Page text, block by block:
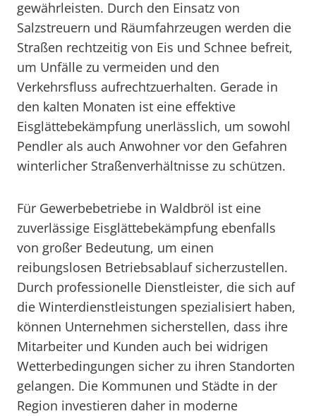
gewährleisten. Durch den Einsatz von
Salzstreuern und Räumfahrzeugen werden die
Straßen rechtzeitig von Eis und Schnee befreit,
um Unfälle zu vermeiden und den
Verkehrsfluss aufrechtzuerhalten. Gerade in
den kalten Monaten ist eine effektive
Eisglättebekämpfung unerlässlich, um sowohl
Pendler als auch Anwohner vor den Gefahren
winterlicher Straßenverhältnisse zu schützen.
Für Gewerbebetriebe in Waldbröl ist eine
zuverlässige Eisglättebekämpfung ebenfalls
von großer Bedeutung, um einen
reibungslosen Betriebsablauf sicherzustellen.
Durch professionelle Dienstleister, die sich auf
die Winterdienstleistungen spezialisiert haben,
können Unternehmen sicherstellen, dass ihre
Mitarbeiter und Kunden auch bei widrigen
Wetterbedingungen sicher zu ihren Standorten
gelangen. Die Kommunen und Städte in der
Region investieren daher in moderne